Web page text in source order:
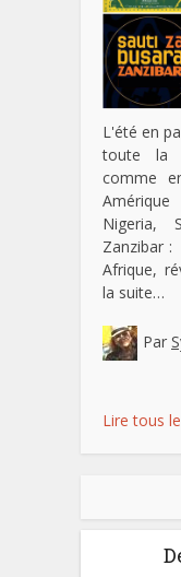
L'été en
toute la
comme
Nigeria,
Zanzibar :
Afrique,
la suite…
Par
Lire tous